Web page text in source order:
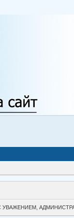
УВАЖЕНИЕМ,